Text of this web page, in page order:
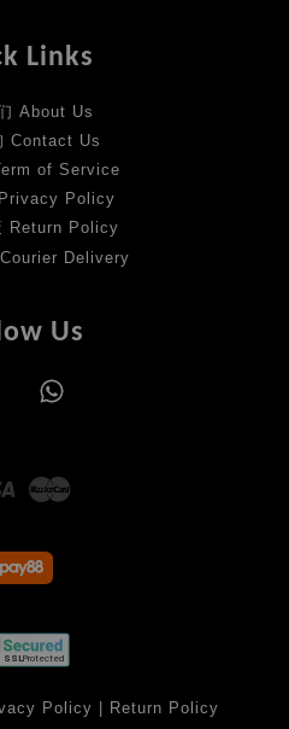
Links
About Us
Contact Us
of Service
Policy
Return Policy
Delivery
Us
Facebook
Visa
Policy Return Policy